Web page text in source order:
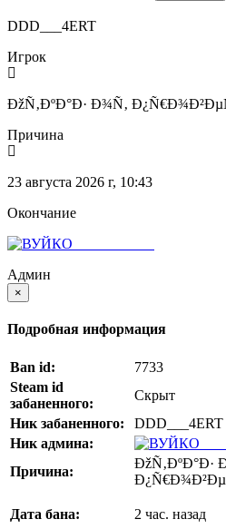
DDD___4ERT
Игрок
ÐžÑ‚ÐºÐ°Ð· Ð¾Ñ‚
Причина
23 августа 2026 г, 10:43
Окончание
Админ
×
Подробная информация
Ban id:
7733
Steam id
забаненного:
Скрыт
Ник забаненного:
DDD___4ERT
Ник админа:
Причина:
ÐžÑ‚ÐºÐ°Ð·
Дата бана: 2 час. назад